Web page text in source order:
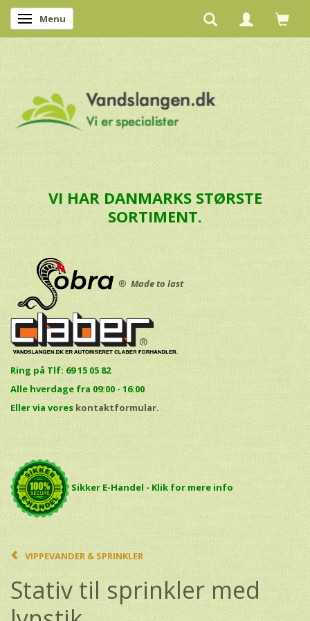
Skifte navigation
Menu
VI HAR DANMARKS STØRSTE
SORTIMENT.
® Made to last
Ring på Tlf: 69 15 05 82
Alle hverdage fra 09:00 - 16:00
Eller via vores kontaktformular.
Sikker E-Handel - Klik for mere info
VIPPEVANDER & SPRINKLER
Stativ til sprinkler med